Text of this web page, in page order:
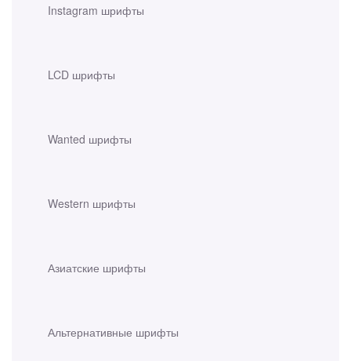
Instagram шрифты
LCD шрифты
Wanted шрифты
Western шрифты
Азиатские шрифты
Альтернативные шрифты